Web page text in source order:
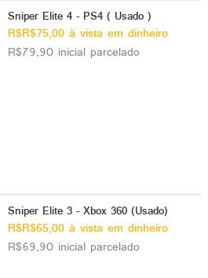
Sniper Elite 4 - PS4 ( Usado )
R$R$75,00 à vista em dinheiro
R$79,90 inicial parcelado
Sniper Elite 3 - Xbox 360 (Usado)
R$R$65,00 à vista em dinheiro
R$69,90 inicial parcelado